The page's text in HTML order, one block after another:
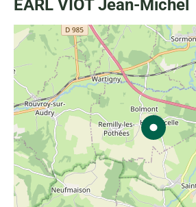
EARL VIOT Jean-Michel